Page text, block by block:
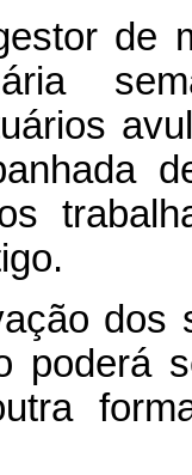
de
dos
poderá